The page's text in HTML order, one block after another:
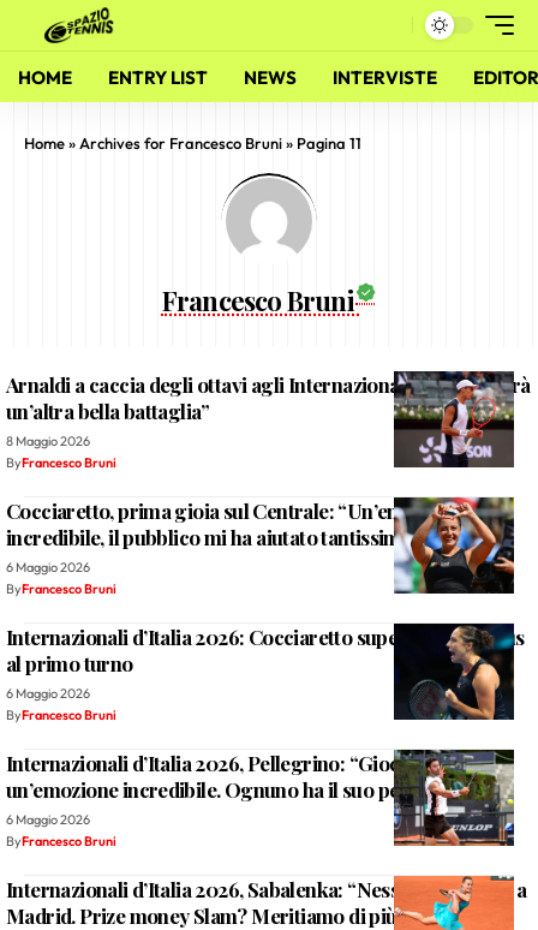
HOME ENTRY LIST NEWS INTERVISTE
Home» Archives for Francesco Bruni» Pagina 11
Francesco Bruni
Arnaldi a caccia degli ottavi agli Internazionali: “Jodar? Sarà
un’altra bella battaglia”
8 Maggio 2026
ByFrancesco Bruni
Cocciaretto, prima gioia sul Centrale: “Un’emozione
incredibile, il pubblico mi ha aiutato tantissimo”
6 Maggio 2026
ByFrancesco Bruni
Internazionali d’Italia 2026: Cocciaretto supera il test Kraus
al primo turno
6 Maggio 2026
ByFrancesco Bruni
Internazionali d’Italia 2026, Pellegrino: “Giocare qui
un’emozione incredibile. Ognuno ha il suo percorso”
6 Maggio 2026
ByFrancesco Bruni
Internazionali d’Italia 2026, Sabalenka: “Nessun rimpianto a
Madrid. Prize money Slam? Meritiamo di più”